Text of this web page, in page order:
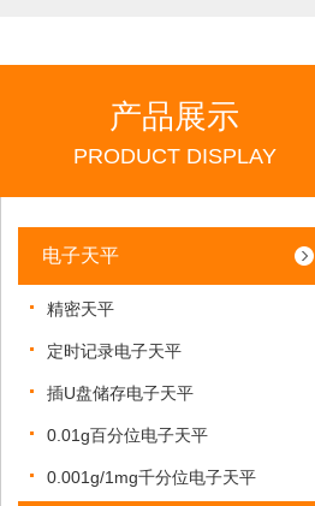
产品展示
PRODUCT DISPLAY
电子天平
精密天平
定时记录电子天平
插U盘储存电子天平
0.01g百分位电子天平
0.001g/1mg千分位电子天平